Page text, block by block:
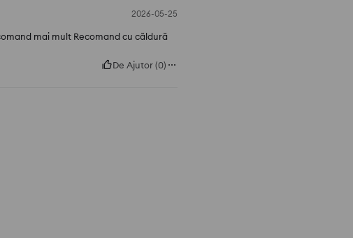
2026-05-25
mai mult Recomand cu căldură
De Ajutor(0)